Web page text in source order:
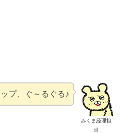
みくま経理担
当
プ、ぐ～るぐる♪